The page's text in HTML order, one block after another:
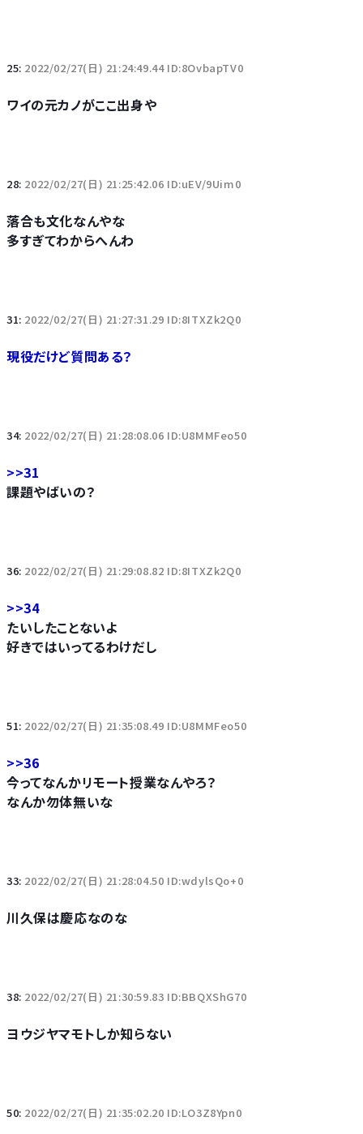
25: 2022/02/27(日) 21:24:49.44 ID:8OvbapTV0
ワイの元カノがここ出身や
28: 2022/02/27(日) 21:25:42.06 ID:uEV/9Uim0
落合も文化なんやな
多すぎてわからへんわ
31: 2022/02/27(日) 21:27:31.29 ID:8ITXZk2Q0
現役だけど質問ある？
34: 2022/02/27(日) 21:28:08.06 ID:U8MMFeo50
>>31
課題やばいの？
36: 2022/02/27(日) 21:29:08.82 ID:8ITXZk2Q0
>>34
たいしたことないよ
好きではいってるわけだし
51: 2022/02/27(日) 21:35:08.49 ID:U8MMFeo50
>>36
今ってなんかリモート授業なんやろ？
なんか勿体無いな
33: 2022/02/27(日) 21:28:04.50 ID:wdylsQo+0
川久保は慶応なのな
38: 2022/02/27(日) 21:30:59.83 ID:BBQXShG70
ヨウジヤマモトしか知らない
50: 2022/02/27(日) 21:35:02.20 ID:LO3Z8Ypn0